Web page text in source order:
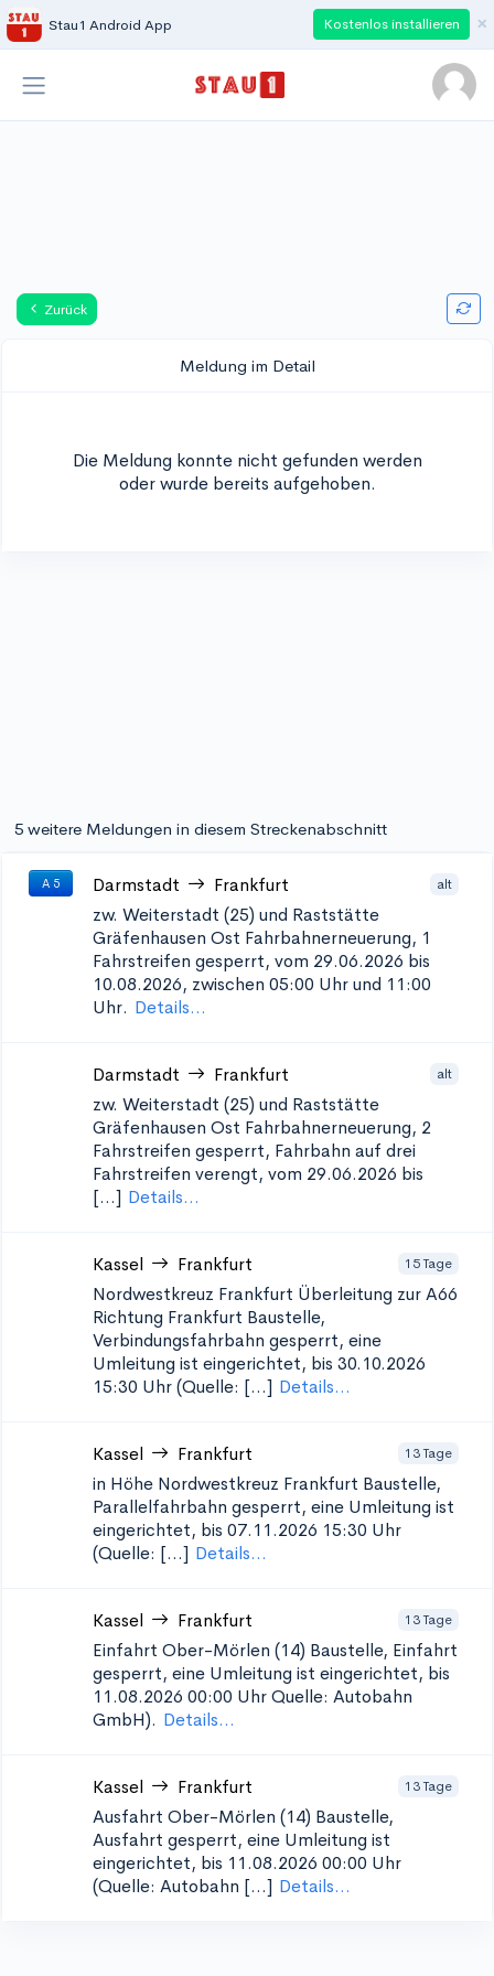
Stau1 Android App Kostenlos installieren ×
Zurück
Meldung im Detail
Die Meldung konnte nicht gefunden werden
oder wurde bereits aufgehoben.
5 weitere Meldungen in diesem Streckenabschnitt
A 5 Darmstadt Frankfurt alt
zw. Weiterstadt (25) und Raststätte
Gräfenhausen Ost Fahrbahnerneuerung, 1
Fahrstreifen gesperrt, vom 29.06.2026 bis
10.08.2026, zwischen 05:00 Uhr und 11:00
Uhr. Details...
Darmstadt Frankfurt alt
zw. Weiterstadt (25) und Raststätte
Gräfenhausen Ost Fahrbahnerneuerung, 2
Fahrstreifen gesperrt, Fahrbahn auf drei
Fahrstreifen verengt, vom 29.06.2026 bis
[...] Details...
Kassel Frankfurt 15 Tage
Nordwestkreuz Frankfurt Überleitung zur A66
Richtung Frankfurt Baustelle,
Verbindungsfahrbahn gesperrt, eine
Umleitung ist eingerichtet, bis 30.10.2026
15:30 Uhr (Quelle: [...] Details...
Kassel Frankfurt 13 Tage
in Höhe Nordwestkreuz Frankfurt Baustelle,
Parallelfahrbahn gesperrt, eine Umleitung ist
eingerichtet, bis 07.11.2026 15:30 Uhr
(Quelle: [...] Details...
Kassel Frankfurt 13 Tage
Einfahrt Ober-Mörlen (14) Baustelle, Einfahrt
gesperrt, eine Umleitung ist eingerichtet, bis
11.08.2026 00:00 Uhr Quelle: Autobahn
GmbH). Details...
Kassel Frankfurt 13 Tage
Ausfahrt Ober-Mörlen (14) Baustelle,
Ausfahrt gesperrt, eine Umleitung ist
eingerichtet, bis 11.08.2026 00:00 Uhr
(Quelle: Autobahn [...] Details...